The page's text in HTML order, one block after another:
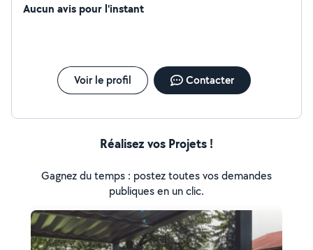
Aucun avis pour l'instant
Voir le profil Contacter
Réalisez vos Projets !
Gagnez du temps : postez toutes vos demandes
publiques en un clic.